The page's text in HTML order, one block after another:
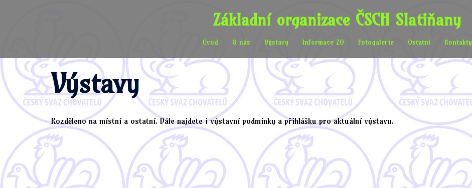
Základní organizace ČSCH Slatiňany
Úvod O nás Výstavy Informace ZO Fotogalerie Ostatní Kontakty
Výstavy
Rozděleno na místní a ostatní. Dále najdete i výstavní podmínky a přihlášku pro aktuální výstavu.